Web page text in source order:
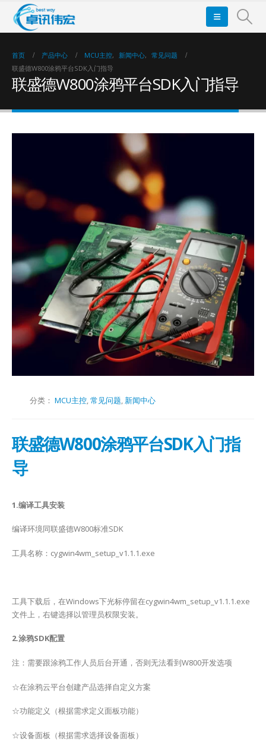
首页 产品中心 MCU主控, 新闻中心, 常见问题
联盛德W800涂鸦平台SDK入门指导
联盛德W800涂鸦平台SDK入门指导
分类： MCU主控,常见问题, 新闻中心
联盛德W800涂鸦平台SDK入门指
导
1.编译工具安装
编译环境同联盛德W800标准SDK
工具名称：cygwin4wm_setup_v1.1.1.exe
工具下载后，在Windows下光标停留在cygwin4wm_setup_v1.1.1.exe
文件上，右键选择以管理员权限安装。
2.涂鸦SDK配置
注：需要跟涂鸦工作人员后台开通，否则无法看到W800开发选项
☆在涂鸦云平台创建产品选择自定义方案
☆功能定义（根据需求定义面板功能）
☆设备面板（根据需求选择设备面板）